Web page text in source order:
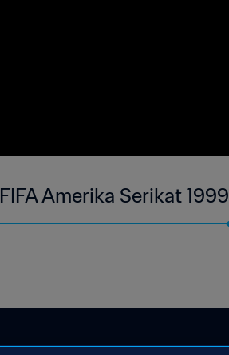
Amerika Serikat 1999